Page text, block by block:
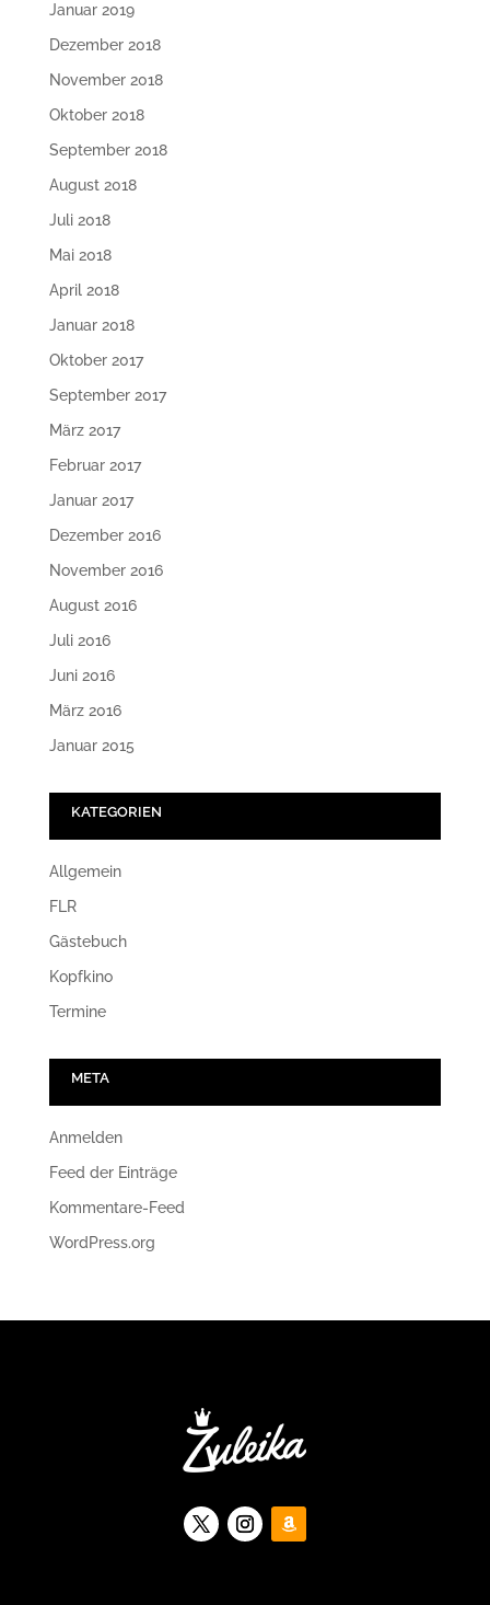
Januar 2019
Dezember 2018
November 2018
Oktober 2018
September 2018
August 2018
Juli 2018
Mai 2018
April 2018
Januar 2018
Oktober 2017
September 2017
März 2017
Februar 2017
Januar 2017
Dezember 2016
November 2016
August 2016
Juli 2016
Juni 2016
März 2016
Januar 2015
KATEGORIEN
Allgemein
FLR
Gästebuch
Kopfkino
Termine
META
Anmelden
Feed der Einträge
Kommentare-Feed
WordPress.org